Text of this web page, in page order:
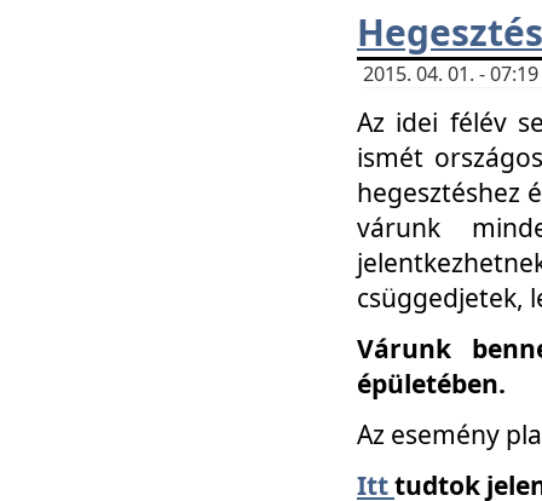
2015. 04. 01. -
Az idei félév
ismét
hegesztéshez
várunk
csüggedjetek,
Várunk
épületében.
Az esemény
Itttudtok